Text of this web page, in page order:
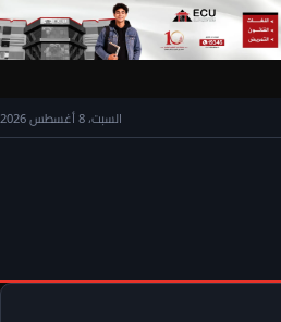
السبت، 8 أغسطس 2026